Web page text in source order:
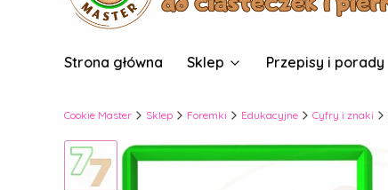
Strona główna Sklep Przepisy i porady
Cookie Master Sklep Foremki Edukacyjne Cyfry i znaki